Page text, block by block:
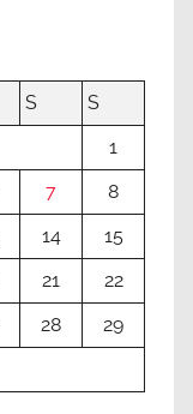
S
S
1
7
8
14
15
21
22
28
29